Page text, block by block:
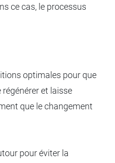
ce cas, le processus
optimales pour que
et laisse
que le changement
pour éviter la